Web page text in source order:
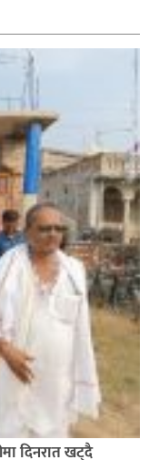
जनमत नेताद्वय
दिनरात खट्दै